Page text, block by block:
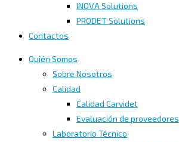
INOVA Solutions
PRODET Solutions
Contactos
Quién Somos
Sobre Nosotros
Calidad
Calidad Carvidet
Evaluación de proveedores
Laboratorio Técnico